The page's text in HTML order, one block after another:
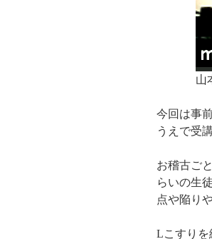
山
今回は事
うえで受
お稽古ご
らいの生
点や陥り
Lこすりを